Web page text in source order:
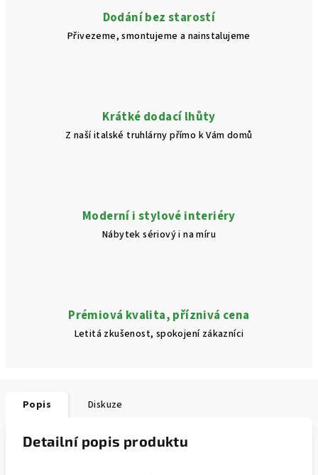
Dodání bez starostí
Přivezeme, smontujeme a nainstalujeme
Krátké dodací lhůty
Z naší italské truhlárny přímo k Vám domů
Moderní i stylové interiéry
Nábytek sériový i na míru
Prémiová kvalita, příznivá cena
Letitá zkušenost, spokojení zákazníci
Popis Diskuze
Detailní popis produktu